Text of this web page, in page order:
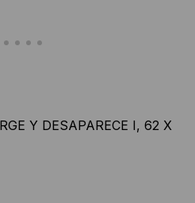
Y DESAPARECE I, 62 X